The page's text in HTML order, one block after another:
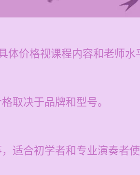
体价格视课程内容和老师水
取决于品牌和型号。
适合初学者和专业演奏者